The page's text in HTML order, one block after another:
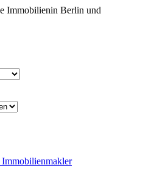
Immobilienin Berlin und